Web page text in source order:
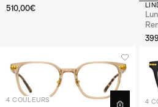
510,00€
4 COULEURS 4